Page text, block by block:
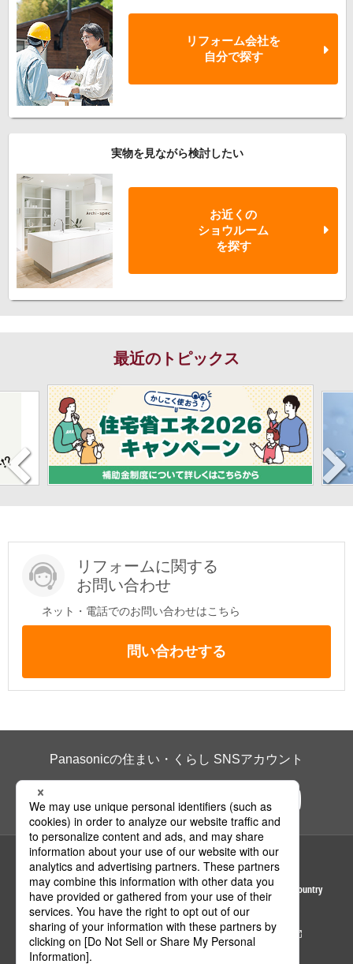
リフォーム会社を
自分で探す
実物を見ながら検討したい
お近くの
ショウルーム
を探す
最近のトピックス
リフォームに関する
お問い合わせ
ネット・電話でのお問い合わせはこちら
問い合わせする
Panasonicの住まい・くらし SNSアカウント
ページの先頭へ
Area / Country
© Panasonic Housing Solutions Co., Ltd.
サイトのご利用にあたって
クッキーポリシー
個人情報保護方針
パナソニック ホールディングス